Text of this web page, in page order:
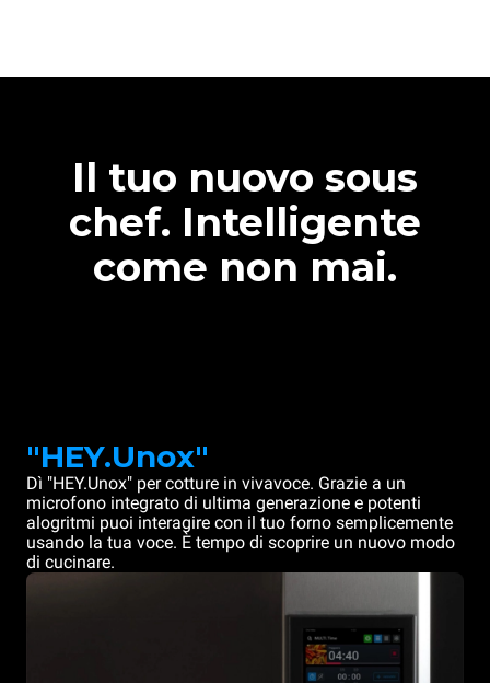
Il tuo nuovo sous
chef. Intelligente
come non mai.
"HEY.Unox"
Dì "HEY.Unox" per cotture in vivavoce. Grazie a un
microfono integrato di ultima generazione e potenti
alogritmi puoi interagire con il tuo forno semplicemente
usando la tua voce. È tempo di scoprire un nuovo modo
di cucinare.